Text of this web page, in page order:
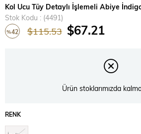
Kol Ucu Tüy Detaylı İşlemeli Abiye
Stok Kodu
(4491)
%42 $115.53 $67.21
Ürün stoklarımızda
RENK